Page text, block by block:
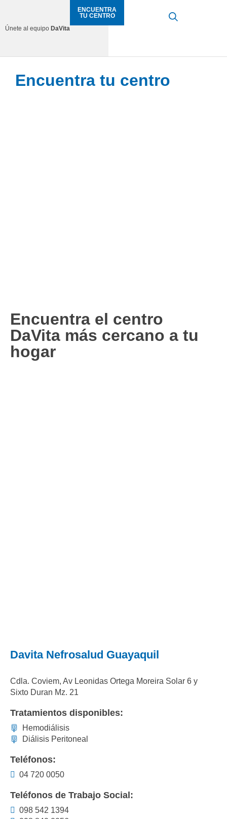
Únete al equipo DaVita
ENCUENTRA
TU CENTRO
Encuentra tu centro
Encuentra el centro
DaVita más cercano a tu
hogar
Davita Nefrosalud Guayaquil
Cdla. Coviem, Av Leonidas Ortega Moreira Solar 6 y
Sixto Duran Mz. 21
Tratamientos disponibles:
Hemodiálisis
Diálisis Peritoneal
Teléfonos:
04 720 0050
Teléfonos de Trabajo Social:
098 542 1394